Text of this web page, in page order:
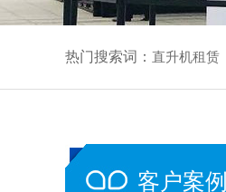
热门搜索词： 直升机租赁
客户案例